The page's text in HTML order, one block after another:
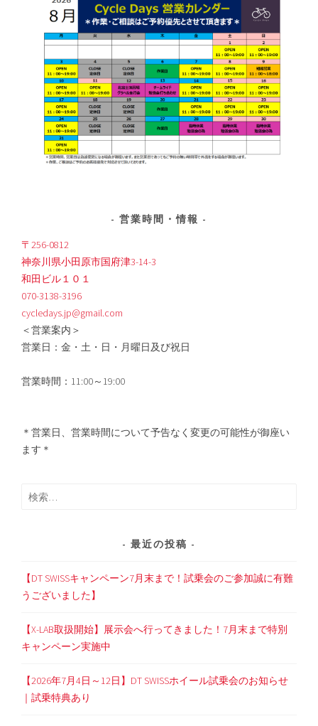
営業時間・情報
〒256-0812
神奈川県小田原市国府津3-14-3
和田ビル１０１
070-3138-3196
cycledays.jp@gmail.com
＜営業案内＞
営業日：金・土・日・月曜日及び祝日
営業時間：11:00～19:00
＊営業日、営業時間について予告なく変更の可能性が御座い
ます＊
検
最近の投稿
【DT SWISSキャンペーン7月末まで！試乗会のご参加誠に有難
うございました】
【X-LAB取扱開始】展示会へ行ってきました！7月末まで特別
キャンペーン実施中
【2026年7月4日～12日】DT SWISSホイール試乗会のお知らせ
｜試乗特典あり